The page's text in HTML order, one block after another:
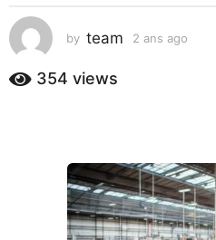
s
a
o
by team 2 ans ago
354 views